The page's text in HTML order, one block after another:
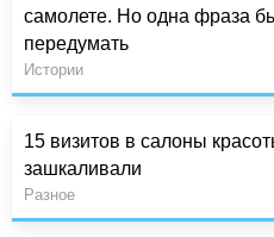
самолете. Но одна фраза
передумать
Истории
15 визитов в салоны
зашкаливали
Разное